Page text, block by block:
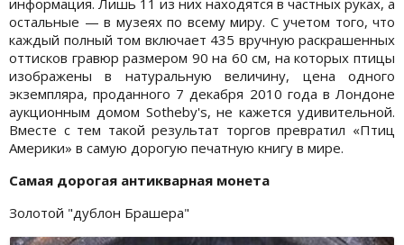
остальные — в музеях по всему миру. С учетом того, что
каждый полный том включает 435 вручную раскрашенных
оттисков гравюр размером 90 на 60 см, на которых птицы
изображены в натуральную величину, цена одного
экземпляра, проданного 7 декабря 2010 года в Лондоне
аукционным домом Sotheby's, не кажется удивительной.
Вместе с тем такой результат торгов превратил «Птиц
Америки» в самую дорогую печатную книгу в мире.
Самая дорогая антикварная монета
Золотой "дублон Брашера"